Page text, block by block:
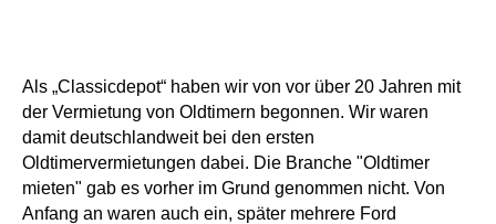
Als „Classicdepot“ haben wir von vor über 20 Jahren mit
der Vermietung von Oldtimern begonnen. Wir waren
damit deutschlandweit bei den ersten
Oldtimervermietungen dabei. Die Branche "Oldtimer
mieten" gab es vorher im Grund genommen nicht. Von
Anfang an waren auch ein, später mehrere Ford